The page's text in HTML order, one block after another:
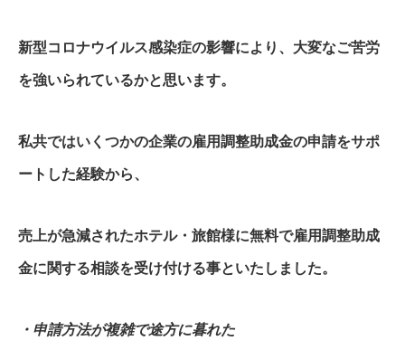
新型コロナウイルス感染症の影響により、大変なご苦労
を強いられているかと思います。
私共ではいくつかの企業の雇用調整助成金の申請をサポ
ートした経験から、
売上が急減されたホテル・旅館様に無料で雇用調整助成
金に関する相談を受け付ける事といたしました。
・申請方法が複雑で途方に暮れた